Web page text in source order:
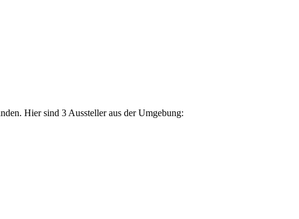
Hier sind 3 Aussteller aus der Umgebung: